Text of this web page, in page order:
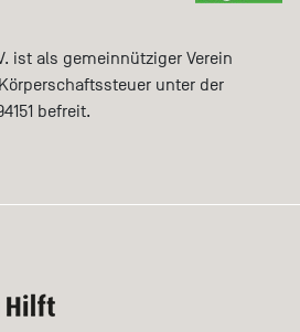
ist als gemeinnütziger Verein
unter der
befreit.